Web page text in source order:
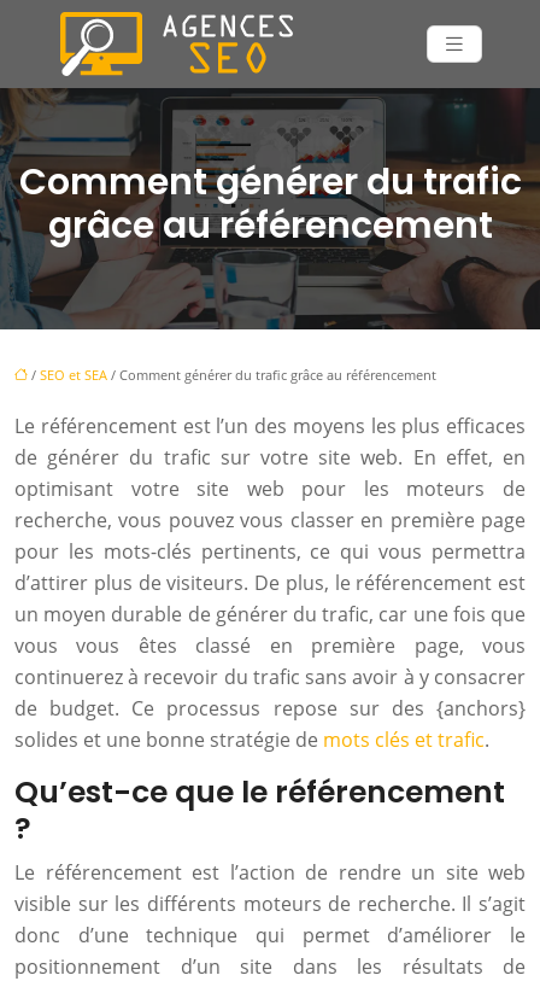
Comment générer du trafic
grâce au référencement
/ SEO et SEA / Comment générer du trafic grâce au référencement
Le référencement est l’un des moyens les plus efficaces
de générer du trafic sur votre site web. En effet, en
optimisant votre site web pour les moteurs de
recherche, vous pouvez vous classer en première page
pour les mots-clés pertinents, ce qui vous permettra
d’attirer plus de visiteurs. De plus, le référencement est
un moyen durable de générer du trafic, car une fois que
vous vous êtes classé en première page, vous
continuerez à recevoir du trafic sans avoir à y consacrer
de budget. Ce processus repose sur des {anchors}
solides et une bonne stratégie de mots clés et trafic.
Qu’est-ce que le référencement
?
Le référencement est l’action de rendre un site web
visible sur les différents moteurs de recherche. Il s’agit
donc d’une technique qui permet d’améliorer le
positionnement d’un site dans les résultats de